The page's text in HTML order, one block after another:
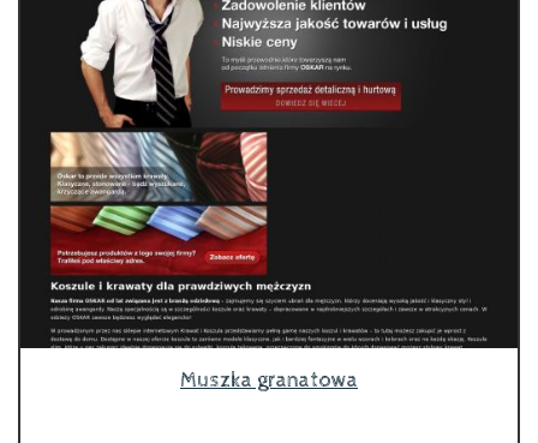
Muszka granatowa